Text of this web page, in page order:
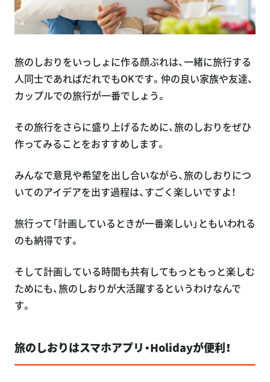
旅のしおりをいっしょに作る顔ぶれは、一緒に旅行する
人同士であればだれでもOKです。仲の良い家族や友達、
カップルでの旅行が一番でしょう。
その旅行をさらに盛り上げるために、旅のしおりをぜひ
作ってみることをおすすめします。
みんなで意見や希望を出し合いながら、旅のしおりにつ
いてのアイデアを出す過程は、すごく楽しいですよ！
旅行って「計画しているときが一番楽しい」ともいわれる
のも納得です。
そして計画している時間も共有してもっともっと楽しむ
ためにも、旅のしおりが大活躍するというわけなんで
す。
旅のしおりはスマホアプリ・Holidayが便利！